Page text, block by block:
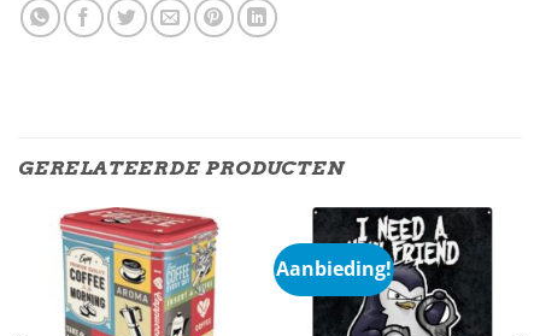
GERELATEERDE PRODUCTEN
Aanbieding!